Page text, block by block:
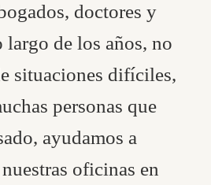
doctores y
largo de los años, no
situaciones difíciles,
personas que
ayudamos a
oficinas en